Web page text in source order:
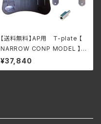
【送料無料】AP用 T-plate 【
NARROW CONP MODEL 】ナ
ローコンペデションモデル お取
り寄せ
¥37,840